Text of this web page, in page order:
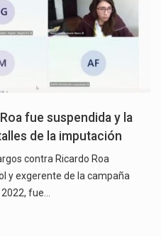
fue suspendida y la
de la imputación
contra Ricardo Roa
y exgerente de la campaña
fue…